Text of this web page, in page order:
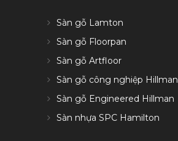
Sàn gỗ Lamton
Sàn gỗ Floorpan
Sàn gỗ Artfloor
Sàn gỗ công nghiệp Hillman
Sàn gỗ Engineered Hillman
Sàn nhựa SPC Hamilton